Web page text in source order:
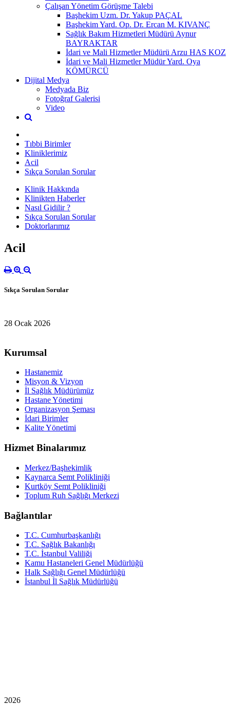
Çalışan Yönetim Görüşme Talebi
Başhekim Uzm. Dr. Yakup PAÇAL
Başhekim Yard. Op. Dr. Ercan M. KIVANÇ
Sağlık Bakım Hizmetleri Müdürü Aynur
BAYRAKTAR
İdari ve Mali Hizmetler Müdürü Arzu HAS KOZ
İdari ve Mali Hizmetler Müdür Yard. Oya
KÖMÜRCÜ
Dijital Medya
Medyada Biz
Fotoğraf Galerisi
Video
Tıbbi Birimler
Kliniklerimiz
Acil
Sıkça Sorulan Sorular
Klinik Hakkında
Klinikten Haberler
Nasıl Gidilir ?
Sıkça Sorulan Sorular
Doktorlarımız
Acil
Sıkça Sorulan Sorular
28 Ocak 2026
Kurumsal
Hastanemiz
Misyon & Vizyon
İl Sağlık Müdürümüz
Hastane Yönetimi
Organizasyon Şeması
İdari Birimler
Kalite Yönetimi
Hizmet Binalarımız
Merkez/Başhekimlik
Kaynarca Semt Polikliniği
Kurtköy Semt Polikliniği
Toplum Ruh Sağlığı Merkezi
Bağlantılar
T.C. Cumhurbaşkanlığı
T.C. Sağlık Bakanlığı
T.C. İstanbul Valiliği
Kamu Hastaneleri Genel Müdürlüğü
Halk Sağlığı Genel Müdürlüğü
İstanbul İl Sağlık Müdürlüğü
2026